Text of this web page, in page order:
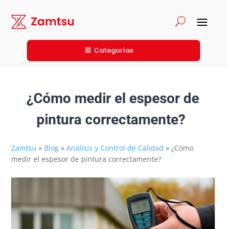
Categorías
¿Cómo medir el espesor de
pintura correctamente?
Zamtsu » Blog »Análisis y Control de Calidad »¿Cómo
medir el espesor de pintura correctamente?